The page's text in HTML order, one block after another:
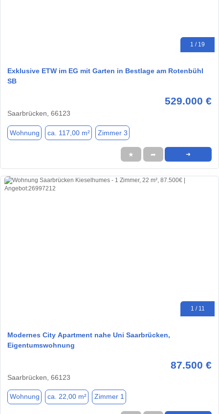
1 / 19
Exklusive ETW im EG mit Garten in Bestlage am Rotenbühl
SB
529.000 €
Saarbrücken, 66123
Wohnung ca. 117,00 m² Zimmer 3
★ ➦ ➜
1 / 11
Modernes City Apartment nahe Uni Saarbrücken,
Eigentumswohnung
87.500 €
Saarbrücken, 66123
Wohnung ca. 22,00 m² Zimmer 1